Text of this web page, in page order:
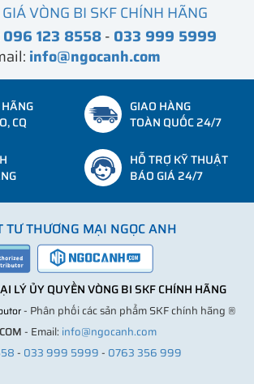
VÒNG BI SKF CHÍNH HÃNG
096 123 8558- 033 999 5999
info@ngocanh.com
CQ
GIAO HÀNG
TOÀN QUỐC 24/7
HỖ TRỢ KỸ THUẬT
BÁO GIÁ 24/7
TƯ THƯƠNG MẠI NGỌC ANH
LÝ ỦY QUYỀN VÒNG BI SKF CHÍNH HÃNG
- Phân phối các sản phẩm SKF chính hãng ®
- Email: info@ngocanh.com
- 033 999 5999- 0763 356 999